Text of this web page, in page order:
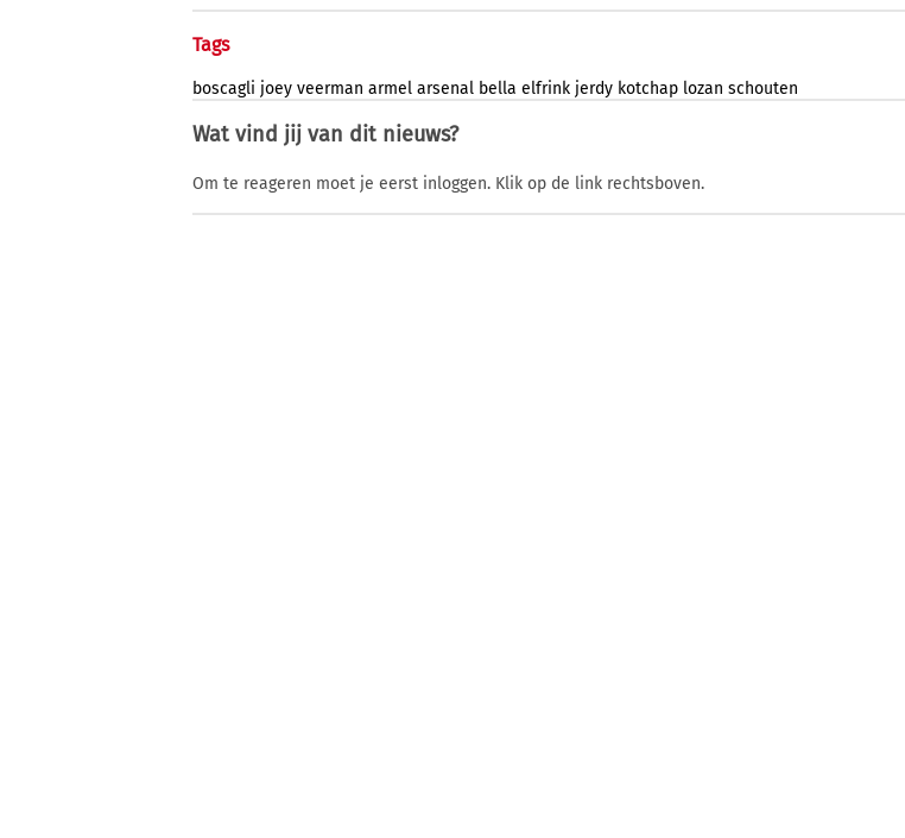
Tags
boscagli joey veerman armel arsenal bella elfrink jerdy kotchap lozan schouten
Wat vind jij van dit nieuws?
Om te reageren moet je eerst inloggen. Klik op de link rechtsboven.